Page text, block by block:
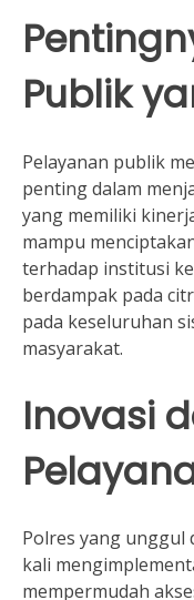
Publik
Pelayanan publik
penting dalam
yang memiliki
mampu
terhadap institusi
berdampak pada
pada keseluruhan
masyarakat.
Inovasi
Polres yang unggul
kali
mempermudah